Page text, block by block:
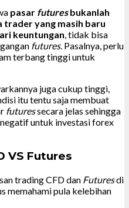
pasar futuresbukanlah
yang masih baru
keuntungan , tidak bisa
futures. Pasalnya, perlu
terbang tinggi untuk
juga cukup tinggi,
itu tentu saja membuat
futuressecara jelas sehingga
untuk investasi forex
VS Futures
trading CFD dan Futuresdi
memahami pula kelebihan